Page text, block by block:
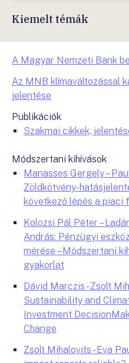
Kiemelt témák
A Magyar Nemzeti Bank
Az MNB klímaváltozással
jelentése
Publikációk
Szakmai cikkek,
Módszertani kihívások
Manasses Gergely –
Zöldkötvény-
következő lépés a piaci
Kolozsi Pál Péter –
András: Pénzügyi
mérése – Módszertani
gyakorlat
Dávid Marczis - Zsolt
Sustainability and
Investment
Change
Zsolt Mihalovits - Eva